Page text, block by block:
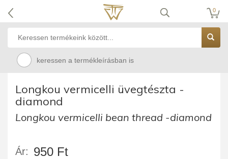
0
keressen a termékleírásban is
Longkou vermicelli üvegtészta -
diamond
Longkou vermicelli bean thread -diamond
Ár: 950 Ft